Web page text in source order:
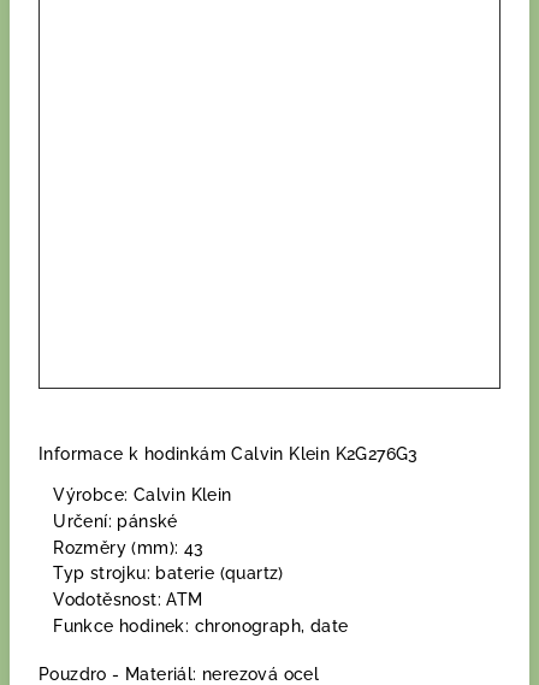
Informace k hodinkám Calvin Klein K2G276G3
Výrobce: Calvin Klein
Určení: pánské
Rozměry (mm): 43
Typ strojku: baterie (quartz)
Vodotěsnost: ATM
Funkce hodinek: chronograph, date
Pouzdro - Materiál: nerezová ocel